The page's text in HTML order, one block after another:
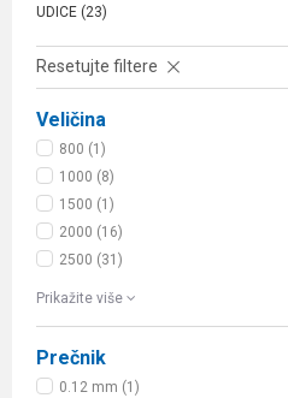
UDICE (23)
Resetujte filtere
Veličina
800 (1)
1000 (8)
1500 (1)
2000 (16)
2500 (31)
Prikažite više
Prečnik
0.12 mm (1)